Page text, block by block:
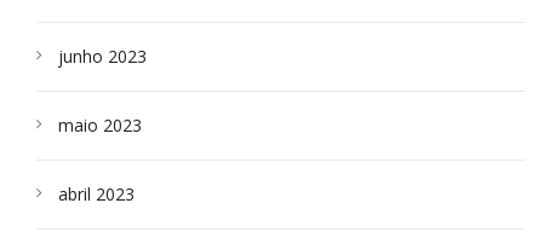
junho 2023
maio 2023
abril 2023